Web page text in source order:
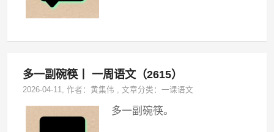
多一副碗筷丨 一周语文（2615）
2026-04-11, 作者：黄集伟 ,文章分类：一课语文
多一副碗筷。